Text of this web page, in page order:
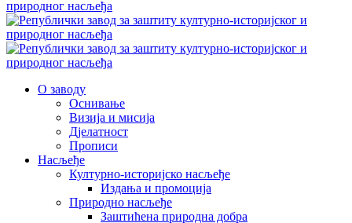
О заводу
Оснивање
Визија и мисија
Дјелатност
Прописи
Насљеђе
Културно-историјско насљеђе
Издања и промоција
Природно насљеђе
Заштићена природна добра